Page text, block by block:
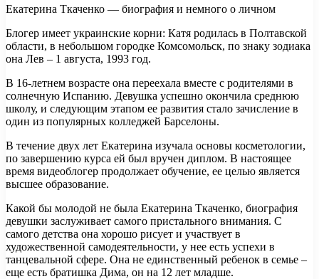
Екатерина Ткаченко — биография и немного о личном
Блогер имеет украинские корни: Катя родилась в Полтавской
области, в небольшом городке Комсомольск, по знаку зодиака
она Лев – 1 августа, 1993 год.
В 16-летнем возрасте она переехала вместе с родителями в
солнечную Испанию. Девушка успешно окончила среднюю
школу, и следующим этапом ее развития стало зачисление в
один из популярных колледжей Барселоны.
В течение двух лет Екатерина изучала основы косметологии,
по завершению курса ей был вручен диплом. В настоящее
время видеоблогер продолжает обучение, ее целью является
высшее образование.
Какой бы молодой не была Екатерина Ткаченко, биография
девушки заслуживает самого пристального внимания. С
самого детства она хорошо рисует и участвует в
художественной самодеятельности, у нее есть успехи в
танцевальной сфере. Она не единственный ребенок в семье –
еще есть братишка Дима, он на 12 лет младше.